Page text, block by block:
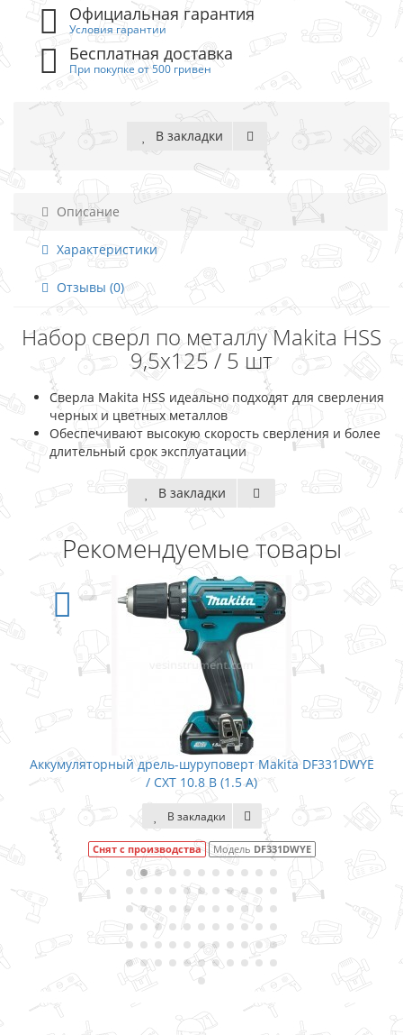
Официальная гарантия
Условия гарантии
Бесплатная доставка
При покупке от 500 гривен
В закладки
Описание
Характеристики
Отзывы (0)
Набор сверл по металлу Makita HSS
9,5x125 / 5 шт
Сверла Makita HSS идеально подходят для сверления
черных и цветных металлов
Обеспечивают высокую скорость сверления и более
длительный срок эксплуатации
В закладки
Рекомендуемые товары
Аккумуляторный дрель-шуруповерт Makita DF331DWYE
/ CXT 10.8 В (1.5 А)
В закладки
Снят с производства Модель DF331DWYE